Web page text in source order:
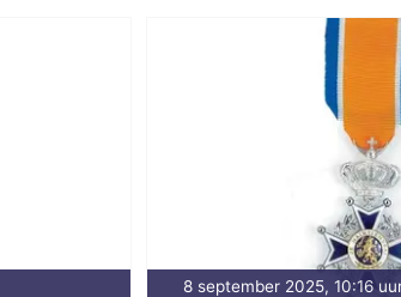
Noord en Oranje Nassau Mijn tot
en woningbouw na de mijnsluitingen. Hier
8 september 2025, 10:16